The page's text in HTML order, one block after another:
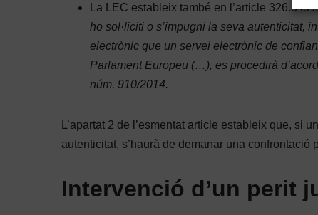
La LEC estableix també en l’article 326.3 el
ho sol·liciti o s’impugni la seva autenticitat,
electrònic que un servei electrònic de
Parlament Europeu (…), es procedirà
núm. 910/2014.
L’apartat 2 de l’esmentat article estableix que, si
autenticitat, s’haurà de demanar una
Intervenció d’un perit